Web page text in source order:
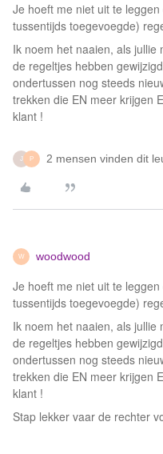
Je hoeft me niet uit te
tussentijds toegevoegde)
Ik noem het naaien, als
de regeltjes hebben
ondertussen nog steeds
trekken die EN meer krijgen
klant !
J P 2 mensen vinden dit
W woodwood
Je hoeft me niet uit te
tussentijds toegevoegde)
Ik noem het naaien, als
de regeltjes hebben
ondertussen nog steeds
trekken die EN meer krijgen
klant !
Stap lekker vaar de rechter